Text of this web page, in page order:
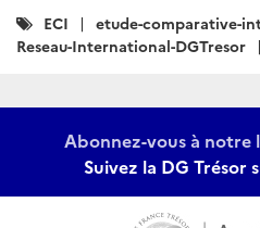
Catégories
:
ECI
etude-comparative-
Reseau-International-DGTresor
Abonnez-vous à
Suivez la DG Trésor